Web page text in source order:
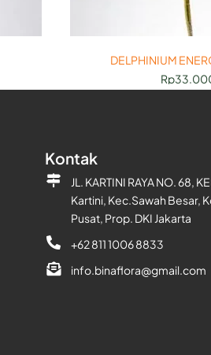
DELPHINIUM
Rp
Kontak
JL. KARTINI RAYA NO. 68,
Kartini, Kec.Sawah Besar,
Pusat, Prop. DKI Jakarta
+62 811 1006 8833
info.binaflora@gmail.com